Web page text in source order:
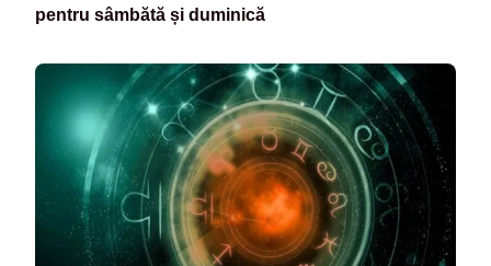
pentru sâmbătă și duminică